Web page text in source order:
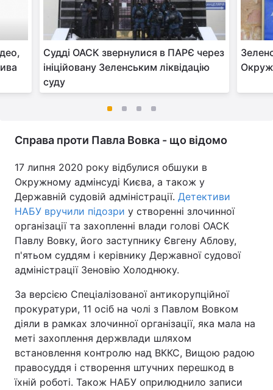
Судді ОАСК звернулися в ПАРЄ через
ініційовану Зеленським ліквідацію
суду
Справа проти Павла Вовка - що відомо
17 липня 2020 року відбулися обшуки в
Окружному адмінсуді Києва, а також у
Державній судовій адміністрації. Детективи
НАБУ вручили підозри у створенні злочинної
організації та захопленні влади голові ОАСК
Павлу Вовку, його заступнику Євгену Аблову,
п'ятьом суддям і керівнику Державної судової
адміністрації Зеновію Холоднюку.
За версією Спеціалізованої антикорупційної
прокуратури, 11 осіб на чолі з Павлом Вовком
діяли в рамках злочинної організації, яка мала на
меті захоплення держвлади шляхом
встановлення контролю над ВККС, Вищою радою
правосуддя і створення штучних перешкод в
їхній роботі. Також НАБУ оприлюднило записи